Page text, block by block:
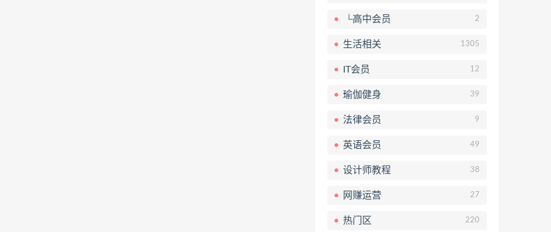
└高中会员 2
生活相关 1305
IT会员 12
瑜伽健身 39
法律会员 9
英语会员 49
设计师教程 38
网赚运营 27
热门区 220